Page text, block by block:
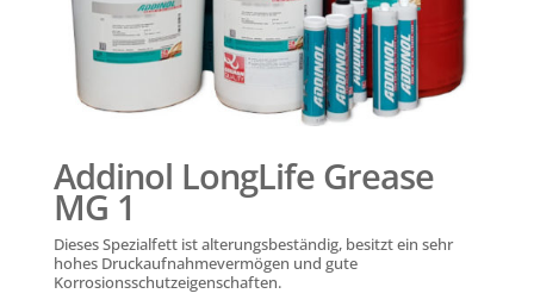
Addinol LongLife Grease
MG 1
Dieses Spezialfett ist alterungsbeständig, besitzt ein sehr
hohes Druckaufnahmevermögen und gute
Korrosionsschutzeigenschaften.